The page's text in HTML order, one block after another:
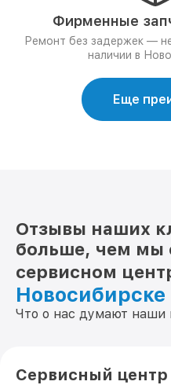
Фирменные
Ремонт без задержек —
наличии в
Еще
Отзывы наших
больше, чем мы
сервисном
Новосибирске
Что о нас думают наши
Сервисный центр